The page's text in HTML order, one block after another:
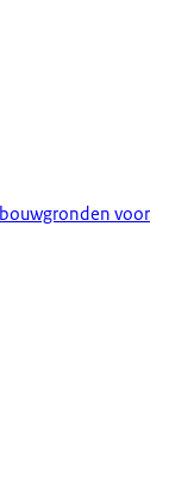
voor